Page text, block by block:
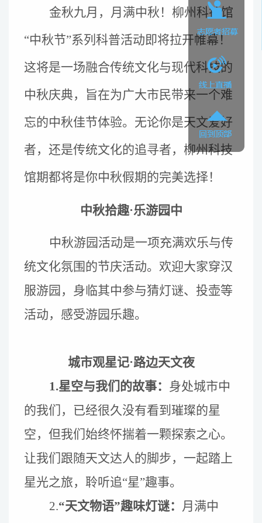
金秋九月，月满中秋 ！ 柳州科技馆
“中秋节”系列科普活动即将拉开帷幕！
这将是一场融合传统文化与现代科技的
中秋庆典，旨在为广大市民带来一个难
忘的中秋佳节体验。无论你是天文爱好
者，还是传统文化的追寻者，柳州科技
馆期都将是你中秋假期的完美选择！
中秋拾趣·乐游园中
中秋游园活动是一项充满欢乐与传
统文化氛围的节庆活动。欢迎大家穿汉
服游园，身临其中参与猜灯谜、投壶等
活动，感受游园乐趣。
城市观星记·路边天文夜
1.星空与我们的故事： 身处城市中
的我们，已经很久没有看到璀璨的星
空，但我们始终怀揣着一颗探索之心。
让我们跟随天文达人的脚步， 一起踏上
星光之旅，聆听追“星”趣事。
2.“天文物语”趣味灯谜： 月满中